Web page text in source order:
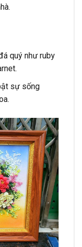
quý như ruby
sự sống